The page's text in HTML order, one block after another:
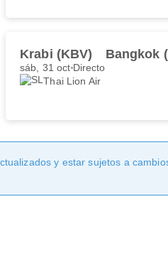
Krabi (KBV) Bangkok
sáb, 31 oct Directo
Thai Lion Air
y estar sujetos a